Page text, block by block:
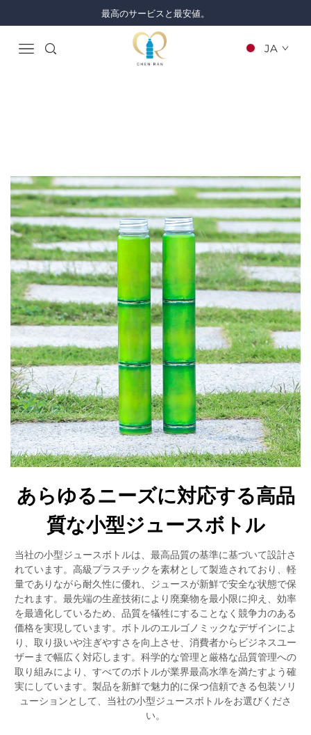
最高のサービスと最安値。
JA
あらゆるニーズに対応する高品
質な小型ジュースボトル
当社の小型ジュースボトルは、最高品質の基準に基づいて設計さ
れています。高級プラスチックを素材として製造されており、軽
量でありながら耐久性に優れ、ジュースが新鮮で安全な状態で保
たれます。最先端の生産技術により廃棄物を最小限に抑え、効率
を最適化しているため、品質を犠牲にすることなく競争力のある
価格を実現しています。ボトルのエルゴノミックなデザインによ
り、取り扱いや注ぎやすさを向上させ、消費者からビジネスユー
ザーまで幅広く対応します。科学的な管理と厳格な品質管理への
取り組みにより、すべてのボトルが業界最高水準を満たすよう確
実にしています。製品を新鮮で魅力的に保つ信頼できる包装ソリ
ューションとして、当社の小型ジュースボトルをお選びくださ
い。